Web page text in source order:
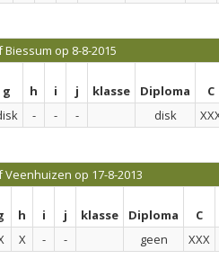
op 8-8-2015
g h i j klasse Diploma
C
- - - disk
op 17-8-2013
h i j klasse Diploma
C
X - - geen XXX